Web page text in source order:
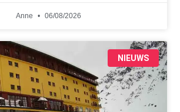
Anne 06/08/2026
NIEUWS